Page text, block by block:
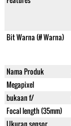
Bit Warna (# Warna)
Nama Produk
Megapixel
bukaan f/
Focal length (35mm)
Ukuran sensor